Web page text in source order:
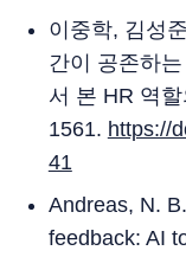
이중학, 김성
간이 공존하
서 본 HR 역
1561. https://
41
Andreas, N.
feedback: AI